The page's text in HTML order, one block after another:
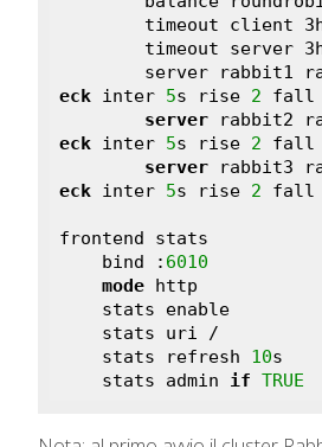
server rabbit1
eck inter 5s rise 2 fall
server rabbit2
eck inter 5s rise 2 fall
server rabbit3
eck inter 5s rise 2 fall
frontend stats
    bind :
6010
mode http
    stats refresh
10s
    stats admin
if TRUE